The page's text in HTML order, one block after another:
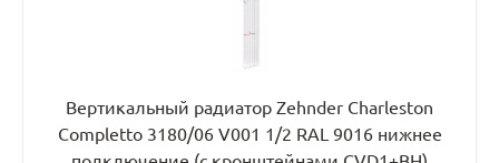
Вертикальный радиатор Zehnder Charleston
Completto 3180/06 V001 1/2 RAL 9016 нижнее